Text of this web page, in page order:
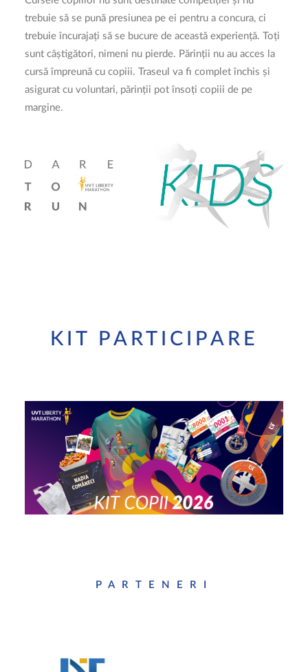
trebuie să se pună presiunea pe ei pentru a concura, ci
trebuie încurajați să se bucure de această experiență. Toți
sunt câștigători, nimeni nu pierde. Părinții nu au acces la
cursă împreună cu copiii. Traseul va fi complet închis și
asigurat cu voluntari, părinții pot însoți copiii de pe
margine.
KIT PARTICIPARE
PARTENERI